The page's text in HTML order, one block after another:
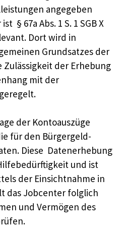
angegeben
§ 67a Abs. 1 S. 1 SGB X
Dort wird in
Grundsatzes der
der Erhebung
mit der
der Kontoauszüge
für den Bürgergeld-
Diese Datenerhebung
und ist
der Einsichtnahme in
das Jobcenter folglich
und Vermögen des